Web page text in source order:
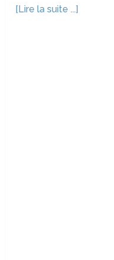
[Lire la suite ...]